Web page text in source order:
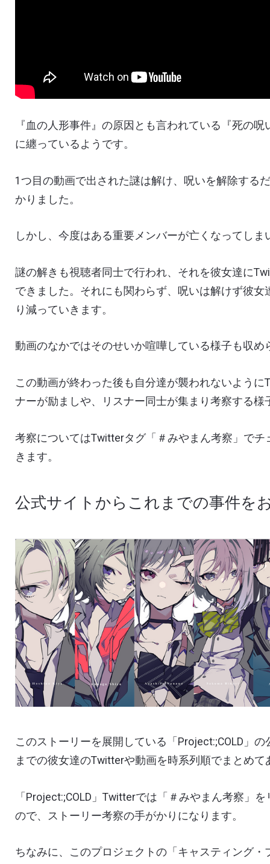
『血の人形事件』の原因とも言われている『死の
に纏っているようです。
1つ目の動画で出された謎は解け、呪いを解除する
かりました。
しかし、今度はある重要メンバーが亡くなってしま
謎の解きも視聴者同士で行われ、それを彼女達に
できました。それにも関わらず、呪いは解けず彼女
り減っていきます。
動画のなかではそのせいか喧嘩している様子も収め
この動画が終わった後も自分達が襲われないように
ナーが励ましや、リスナー同士が集まり考察する様
考察についてはTwitterタグ「＃みやまん考察」でチ
きます。
公式サイトからこれまでの事件を
このストーリーを展開している「 Project:;COLD 」
までの彼女達のTwitterや動画を時系列順でまとめて
「 Project:;COLD 」Twitterでは「＃みやまん考察」
ので、ストーリー考察の手がかりになります。
ちなみに、このプロジェクトの「キャスティング・